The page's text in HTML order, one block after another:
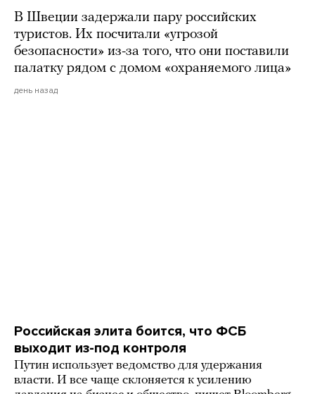
В Швеции задержали пару российских
туристов. Их посчитали «угрозой
безопасности» из-за того, что они поставили
палатку рядом с домом «охраняемого лица»
день назад
Российская элита боится, что ФСБ
выходит из-под контроля
Путин использует ведомство для удержания
власти. И все чаще склоняется к усилению